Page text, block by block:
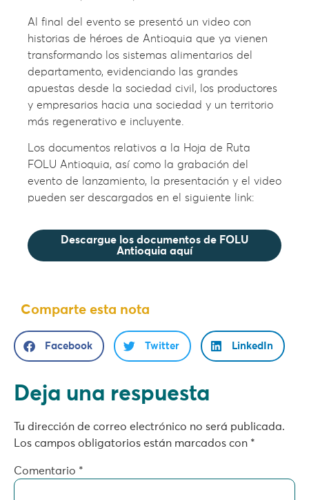
Al final del evento se presentó un video con
historias de héroes de Antioquia que ya vienen
transformando los sistemas alimentarios del
departamento, evidenciando las grandes
apuestas desde la sociedad civil, los productores
y empresarios hacia una sociedad y un territorio
más regenerativo e incluyente.
Los documentos relativos a la Hoja de Ruta
FOLU Antioquia, así como la grabación del
evento de lanzamiento, la presentación y el video
pueden ser descargados en el siguiente link:
Descargue los documentos de FOLU
Antioquia aquí
Comparte esta nota
Facebook Twitter LinkedIn
Deja una respuesta
Tu dirección de correo electrónico no será publicada.
Los campos obligatorios están marcados con *
Comentario *